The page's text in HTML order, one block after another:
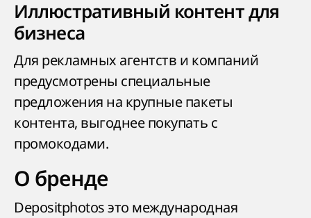
Иллюстративный контент для
бизнеса
Для рекламных агентств и компаний
предусмотрены специальные
предложения на крупные пакеты
контента, выгоднее покупать с
промокодами.
О бренде
Depositphotos это международная